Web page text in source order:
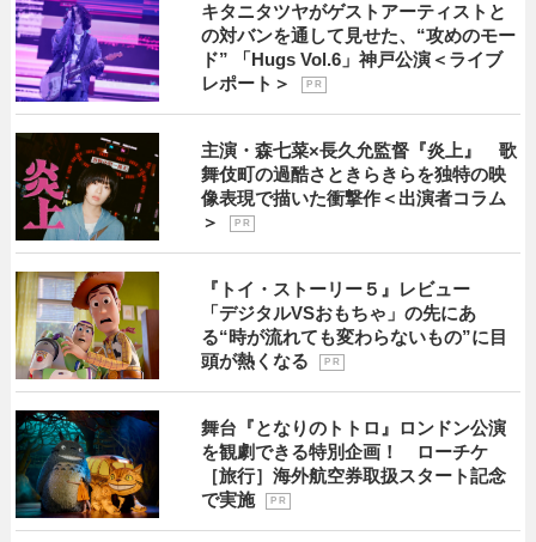
キタニタツヤがゲストアーティストと
の対バンを通して見せた、“攻めのモー
ド” 「Hugs Vol.6」神戸公演＜ライブ
レポート＞
P R
主演・森七菜×長久允監督『炎上』 歌
舞伎町の過酷さときらきらを独特の映
像表現で描いた衝撃作＜出演者コラム
＞
P R
『トイ・ストーリー５』レビュー
「デジタルVSおもちゃ」の先にあ
る“時が流れても変わらないもの”に目
頭が熱くなる
P R
舞台『となりのトトロ』ロンドン公演
を観劇できる特別企画！ ローチケ
［旅行］海外航空券取扱スタート記念
で実施
P R